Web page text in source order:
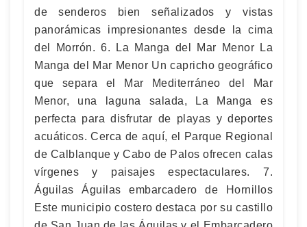
de senderos bien señalizados y vistas
panorámicas impresionantes desde la cima
del Morrón. 6. La Manga del Mar Menor La
Manga del Mar Menor Un capricho geográfico
que separa el Mar Mediterráneo del Mar
Menor, una laguna salada, La Manga es
perfecta para disfrutar de playas y deportes
acuáticos. Cerca de aquí, el Parque Regional
de Calblanque y Cabo de Palos ofrecen calas
vírgenes y paisajes espectaculares. 7.
Águilas Águilas embarcadero de Hornillos
Este municipio costero destaca por su castillo